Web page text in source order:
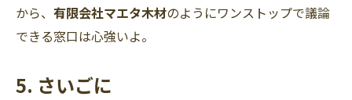
から、 有限会社マエタ木材のようにワンストップで議論
できる窓口は心強いよ。
5. さいごに